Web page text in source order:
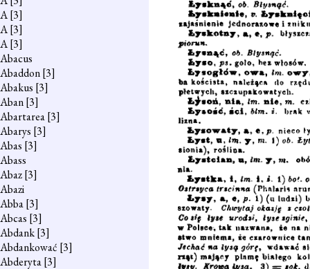
A[3]
A[3]
A[3]
Abacus
Abaddon[3]
Abakus [3]
Aban[3]
Abartarea[3]
Abarys [3]
Abas [3]
Abass
Abaz[3]
Abazi
Abba[3]
Abcas [3]
Abdank[3]
Abdankować [3]
Abderyta[3]